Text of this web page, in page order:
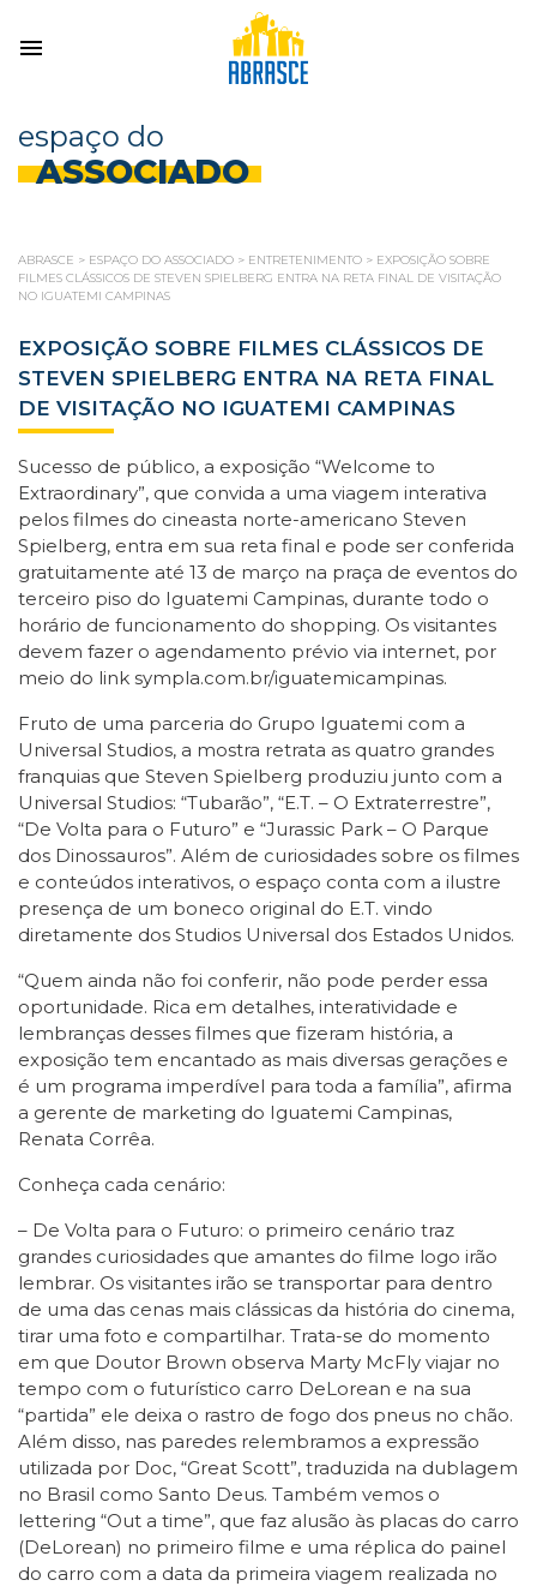
espaço do
ASSOCIADO
ABRASCE > ESPAÇO DO ASSOCIADO > ENTRETENIMENTO > EXPOSIÇÃO SOBRE
FILMES CLÁSSICOS DE STEVEN SPIELBERG ENTRA NA RETA FINAL DE VISITAÇÃO
NO IGUATEMI CAMPINAS
EXPOSIÇÃO SOBRE FILMES CLÁSSICOS DE
STEVEN SPIELBERG ENTRA NA RETA FINAL
DE VISITAÇÃO NO IGUATEMI CAMPINAS
Sucesso de público, a exposição “Welcome to
Extraordinary”, que convida a uma viagem interativa
pelos filmes do cineasta norte-americano Steven
Spielberg, entra em sua reta final e pode ser conferida
gratuitamente até 13 de março na praça de eventos do
terceiro piso do Iguatemi Campinas, durante todo o
horário de funcionamento do shopping. Os visitantes
devem fazer o agendamento prévio via internet, por
meio do link sympla.com.br/iguatemicampinas.
Fruto de uma parceria do Grupo Iguatemi com a
Universal Studios, a mostra retrata as quatro grandes
franquias que Steven Spielberg produziu junto com a
Universal Studios: “Tubarão”, “E.T. – O Extraterrestre”,
“De Volta para o Futuro” e “Jurassic Park – O Parque
dos Dinossauros”. Além de curiosidades sobre os filmes
e conteúdos interativos, o espaço conta com a ilustre
presença de um boneco original do E.T. vindo
diretamente dos Studios Universal dos Estados Unidos.
“Quem ainda não foi conferir, não pode perder essa
oportunidade. Rica em detalhes, interatividade e
lembranças desses filmes que fizeram história, a
exposição tem encantado as mais diversas gerações e
é um programa imperdível para toda a família”, afirma
a gerente de marketing do Iguatemi Campinas,
Renata Corrêa.
Conheça cada cenário:
– De Volta para o Futuro: o primeiro cenário traz
grandes curiosidades que amantes do filme logo irão
lembrar. Os visitantes irão se transportar para dentro
de uma das cenas mais clássicas da história do cinema,
tirar uma foto e compartilhar. Trata-se do momento
em que Doutor Brown observa Marty McFly viajar no
tempo com o futurístico carro DeLorean e na sua
“partida” ele deixa o rastro de fogo dos pneus no chão.
Além disso, nas paredes relembramos a expressão
utilizada por Doc, “Great Scott”, traduzida na dublagem
no Brasil como Santo Deus. Também vemos o
lettering “Out a time”, que faz alusão às placas do carro
(DeLorean) no primeiro filme e uma réplica do painel
do carro com a data da primeira viagem realizada no